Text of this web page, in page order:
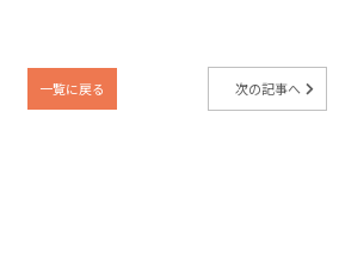
一覧に戻る 次の記事へ